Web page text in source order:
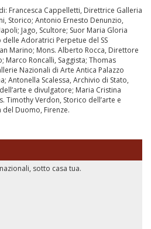
Francesca Cappelletti, Direttrice Galleria
Storico; Antonio Ernesto Denunzio,
Jago, Scultore; Suor Maria Gloria
Adoratrici Perpetue del SS
Marino; Mons. Alberto Rocca, Direttore
Marco Roncalli, Saggista; Thomas
Nazionali di Arte Antica Palazzo
Antonella Scalessa, Archivio di Stato,
e divulgatore; Maria Cristina
Timothy Verdon, Storico dell’arte e
Duomo, Firenze.
sotto casa tua.